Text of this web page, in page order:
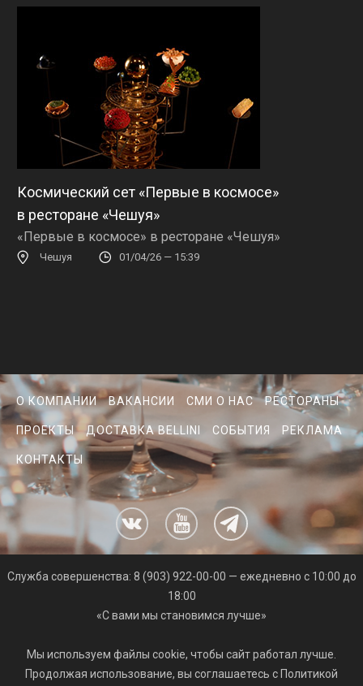
Космический сет «Первые в космосе»
в ресторане «Чешуя»
«Первые в космосе» в ресторане «Чешуя»
Чешуя 01/04/26 — 15:39
О КОМПАНИИ ВАКАНСИИ СМИ О НАС РЕСТОРАНЫ
ПРОЕКТЫ ДОСТАВКА BELLINI СОБЫТИЯ РЕКЛАМА
КОНТАКТЫ
Cлужба совершенства: 8 (903) 922-00-00 — ежедневно с 10:00 до
18:00
«С вами мы становимся лучше»
Мы используем файлы cookie, чтобы сайт работал лучше.
Продолжая использование, вы соглашаетесь с Политикой